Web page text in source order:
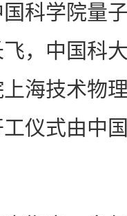
科学院量
，中国科
海技术物
仪式由中